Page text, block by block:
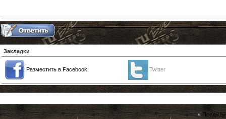
Закладки
Разместить в Facebook Twitter
«